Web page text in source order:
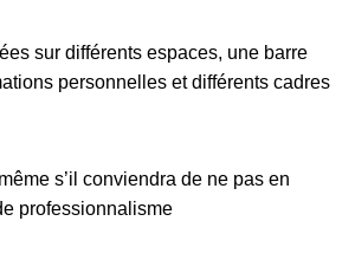
sur différents espaces, une barre
personnelles et différents cadres
s’il conviendra de ne pas en
professionnalisme